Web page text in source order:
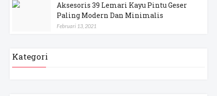
Aksesoris 39 Lemari Kayu Pintu Geser
Paling Modern Dan Minimalis
Februari 13, 2021
Kategori